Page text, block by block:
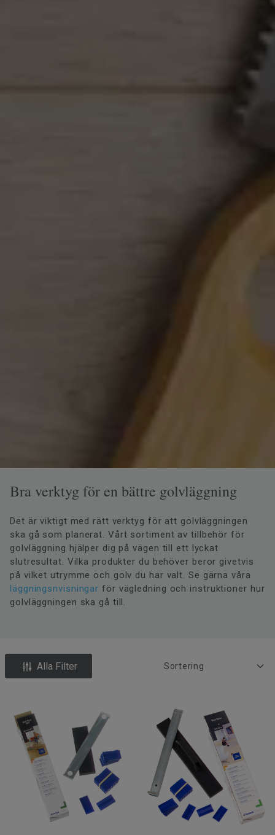
Bra verktyg för en bättre golvläggning
Det är viktigt med rätt verktyg för att golvläggningen
ska gå som planerat. Vårt sortiment av tillbehör för
golvläggning hjälper dig på vägen till ett lyckat
slutresultat. Vilka produkter du behöver beror givetvis
på vilket utrymme och golv du har valt. Se gärna våra
läggningsnvisningar för vägledning och instruktioner hur
golvläggningen ska gå till.
Alla Filter